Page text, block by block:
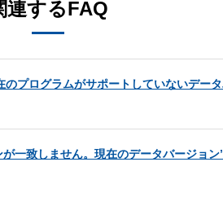
連するFAQ
プログラムがサポートしていないデー
一致しません。現在のデータバージョ